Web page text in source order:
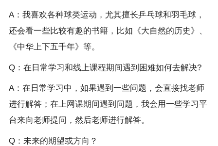
A：我喜欢各种球类运动，尤其擅长乒乓球和羽毛球，
还会看一些比较有趣的书籍，比如《大自然的历史》、
《中华上下五千年》等。
Q：在日常学习和线上课程期间遇到困难如何去解决?
A：在日常学习中，如果遇到一些问题，会直接找老师
进行解答；在上网课期间遇到问题，我会用一些学习平
台来向老师提问，然后老师进行解答。
Q：未来的期望或方向？